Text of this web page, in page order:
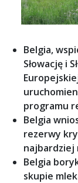
Belgia,
Słowację i
programu
Belgia
rezerwy
najbardziej
Belgia
skupie